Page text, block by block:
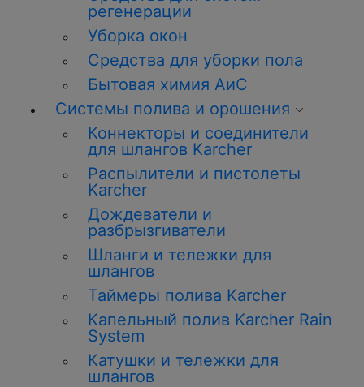
регенерации
Уборка окон
Средства для уборки пола
Бытовая химия АиС
Системы полива и орошения
Коннекторы и соединители
для шлангов Karcher
Распылители и пистолеты
Karcher
Дождеватели и
разбрызгиватели
Шланги и тележки для
шлангов
Таймеры полива Karcher
Капельный полив Karcher Rain
System
Катушки и тележки для
шлангов